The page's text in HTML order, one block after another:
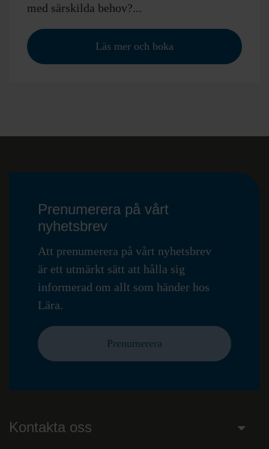
med särskilda behov?...
Läs mer och boka
Prenumerera på vårt
nyhetsbrev
Att prenumerera på vårt nyhetsbrev
är ett utmärkt sätt att hålla sig
informerad om allt som händer hos
Lära.
Prenumerera
Kontakta oss